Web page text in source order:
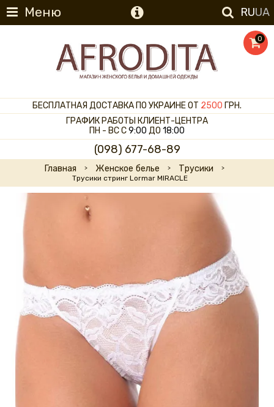
Меню RUUA
0
БЕСПЛАТНАЯ ДОСТАВКА ПО УКРАИНЕ ОТ 2500 ГРН.
ГРАФИК РАБОТЫ КЛИЕНТ-ЦЕНТРА
ПН - ВС С9:00 ДО 18:00
(098) 677-68-89
Главная Женское белье Трусики
Трусики стринг Lormar MIRACLE